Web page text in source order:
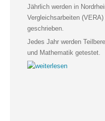
Jährlich werden in
Vergleichsarbeiten
geschrieben.
Jedes Jahr werden
und Mathematik getestet.